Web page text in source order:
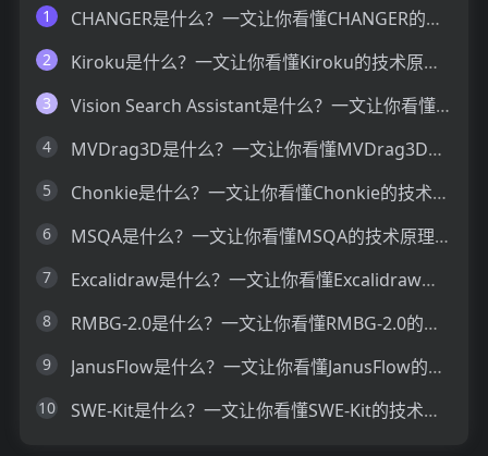
1
CHANGER是什么？一文让你看懂CHANGER的技术原理、主要功能、应用场景
2 Kiroku是什么？一文让你看懂Kiroku的技术原理、主要功能、应用场景
3 Vision Search Assistant是什么？一文让你看懂Vision Search Assistant的技术原理、主要功能、应用场景
4 MVDrag3D是什么？一文让你看懂MVDrag3D的技术原理、主要功能、应用场景
5 Chonkie是什么？一文让你看懂Chonkie的技术原理、主要功能、应用场景
6 MSQA是什么？一文让你看懂MSQA的技术原理、主要功能、应用场景
7 Excalidraw是什么？一文让你看懂Excalidraw的技术原理、主要功能、应用场景
8 RMBG-2.0是什么？一文让你看懂RMBG-2.0的技术原理、主要功能、应用场景
9 JanusFlow是什么？一文让你看懂JanusFlow的技术原理、主要功能、应用场景
10 SWE-Kit是什么？一文让你看懂SWE-Kit的技术原理、主要功能、应用场景